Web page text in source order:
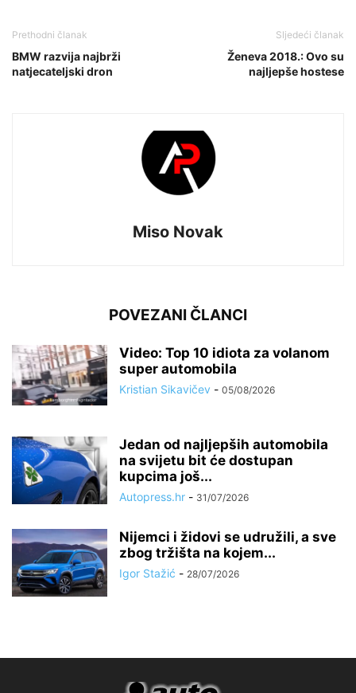
Prethodni članak
BMW razvija najbrži
natjecateljski dron
Sljedeći članak
Ženeva 2018.: Ovo su
najljepše hostese
Miso Novak
POVEZANI ČLANCI
Video: Top 10 idiota za volanom
super automobila
Kristian Sikavičev - 05/08/2026
Jedan od najljepših automobila
na svijetu bit će dostupan
kupcima još...
Autopress.hr - 31/07/2026
Nijemci i židovi se udružili, a sve
zbog tržišta na kojem...
Igor Stažić - 28/07/2026